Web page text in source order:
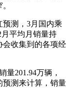
测，3月国内乘
平均月销量持
会收集到的各项经
量201.94万辆，
预测来计算，销量